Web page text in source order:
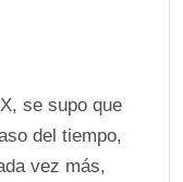
se supo que
del tiempo,
vez más,